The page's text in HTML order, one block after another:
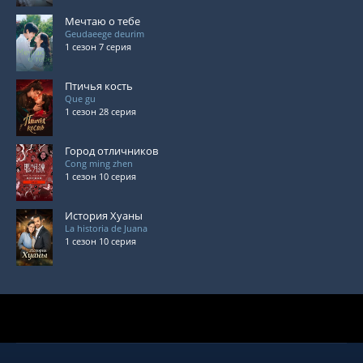
Мечтаю о тебе
Geudaeege deurim
1 сезон 7 серия
Птичья кость
Que gu
1 сезон 28 серия
Город отличников
Cong ming zhen
1 сезон 10 серия
История Хуаны
La historia de Juana
1 сезон 10 серия